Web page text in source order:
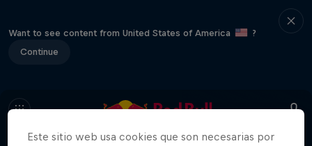
Want to see content from United States of America
?
Continue
Este sitio web usa cookies que son necesarias por